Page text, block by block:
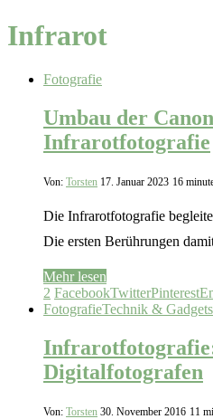
Infrarot
Fotografie
Umbau der
Infrarotfotografie
Von: Torsten 17. Januar 2023 16
Die Infrarotfotografie
Die ersten Berührungen
Mehr lesen
2 FacebookTwitterPinterest
FotografieTechnik & Gadgets
Digitalfotografen
Von: Torsten 30. November 2016 11